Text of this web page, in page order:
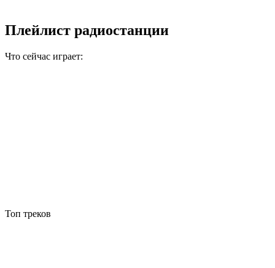
Плейлист радиостанции
Что сейчас играет:
Топ треков